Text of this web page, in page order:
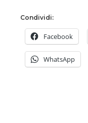
Condividi:
Facebook
WhatsApp